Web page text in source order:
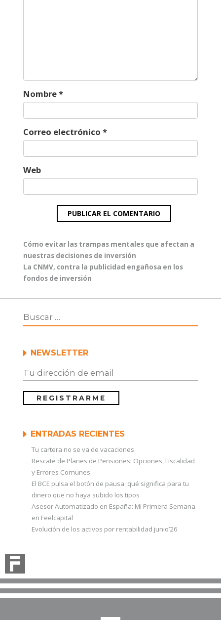
Nombre*
Correo electrónico *
Web
Navegación
de
entradas
Entrada
anterior:
Cómo evitar las trampas mentales que afectan a
nuestras decisiones de inversión
Entrada
siguiente:
La CNMV, contra la publicidad engañosa en los
fondos de inversión
NEWSLETTER
ENTRADAS RECIENTES
Tu cartera no se va de vacaciones
Rescate de Planes de Pensiones: Opciones, Fiscalidad
y Errores Comunes
El BCE pulsa el botón de pausa: qué significa para tu
dinero que no haya subido los tipos
Asesor Automatizado en España: Mi Primera Semana
en Feelcapital
Evolución de los activos por rentabilidad junio’26